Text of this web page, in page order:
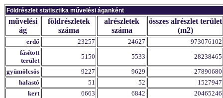
Földrészlet statisztika művelési áganként
művelési
ág
földrészletek
száma
alrészletek
száma
összes alrészlet terület
(m2)
erdő 23257 24627
973076102
fásított
terület
5150 5533
28238465
gyümölcsös
9227 9629
27890680
halastó
51 52
1527947
kert
6663 6842
20465246